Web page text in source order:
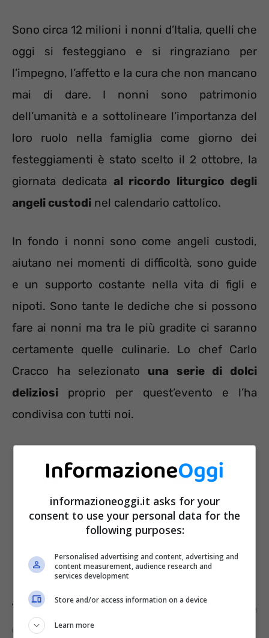
Sono circa 12 milioni i nonni d’Italia, quelli che
oggi si festeggiano e si ringraziano per
l’impegno, l’affetto e la cura che non mancano
mai di dare. I nonni sono patrimonio
dell’umanità e a sottolineare l’importanza del
loro ruolo nella famiglia come giorno dei
festeggiamenti è stato scelto il 2 ottobre, la
giornata dedicata al ricordo liturgico degli
angeli custodi nel calendario cattolico.
In fondo i nonni sono come angeli custodi,
aiutano nei momenti di difficoltà, sono guide
e un supporto costante nella vita di figli e
nipoti. Sono tante le dediche che si possono
fare ai nonni ma tra le più gradite ci saranno
certamente quelle culinarie. Lo chef Carlo
Cracco ha selezionato una serie di dolci
deliziosi proprio per quest’evento e l’ha
condivisa con tutti noi.
Trasformiamo la festa dei nonni in un
dolce evento
informazioneoggi.it asks for your
consent to use your personal data for the
following purposes:
Personalised advertising and content, advertising and
content measurement, audience research and
services development
Store and/or access information on a device
Learn more